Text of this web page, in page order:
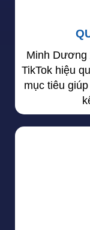
Minh Dương
TikTok hiệu
mục tiêu